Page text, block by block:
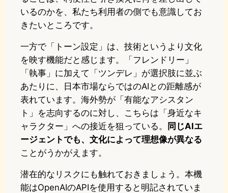
いるのかを、私たち利用者の側でも意識してお
きたいところです。
一方で「トーン設定」は、技術というより文化
を映す機能だと感じます。「フレンドリー」
「執事」に加えて「ツンデレ」が選択肢に並ぶ
あたりに、日本市場ならではのAIとの距離感が
表れています。海外勢が「有能なアシスタン
ト」を志向するのに対し、こちらは「身近なキ
ャラクター」への接近を狙っている。 同じAIエ
ージェントでも、文化によって理想像が異なる
ことがうかがえます。
潜在的なリスクにも触れておきましょう。本機
能はOpenAIのAPIを使用すると明記されていま